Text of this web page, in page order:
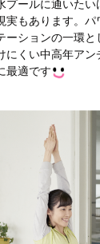
プールに通いた
実もあります。
ーションの一環と
にくい中高年ア
最適です